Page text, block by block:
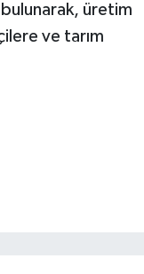
üretim
ve tarım